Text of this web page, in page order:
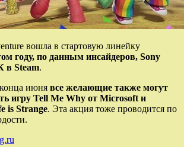
вошла в стартовую линейку
году, по данным инсайдеров, Sony
в Steam.
июня все желающие также могут
игру Tell Me Why от Microsoft и
is Strange. Эта акция тоже проводится по